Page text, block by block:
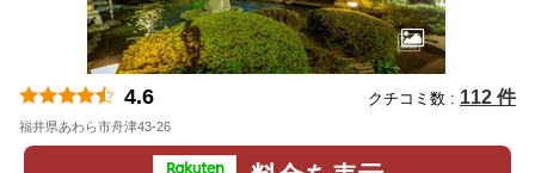
4.6 クチコミ数 : 112 件
福井県あわら市舟津43-26